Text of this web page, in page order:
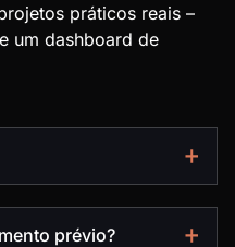
práticos reais –
um dashboard de
prévio?